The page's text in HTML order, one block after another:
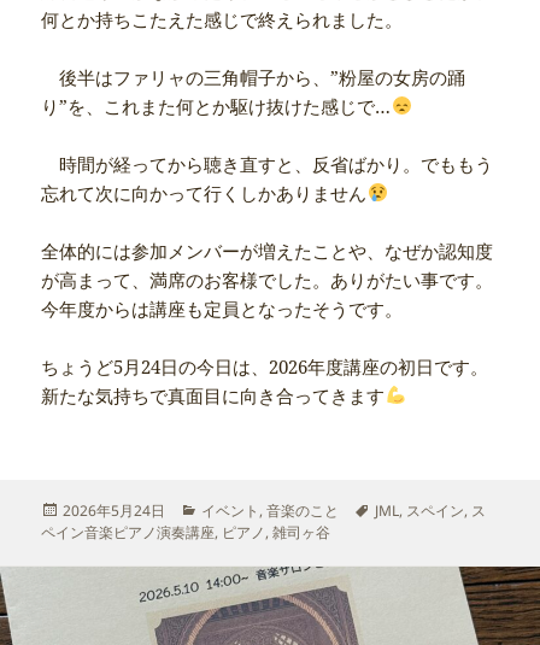
何とか持ちこたえた感じで終えられました。
後半はファリャの三角帽子から、”粉屋の女房の踊
り”を、これまた何とか駆け抜けた感じで…
時間が経ってから聴き直すと、反省ばかり。でももう
忘れて次に向かって行くしかありません
全体的には参加メンバーが増えたことや、なぜか認知度
が高まって、満席のお客様でした。ありがたい事です。
今年度からは講座も定員となったそうです。
ちょうど5月24日の今日は、2026年度講座の初日です。
新たな気持ちで真面目に向き合ってきます
投
稿
2026年5月24日
カ
テ
リ
ー
イベント ,音楽のこと
タ
JML, スペイン, ス
ペイン音楽ピアノ演奏講座, ピアノ,雑司ヶ谷